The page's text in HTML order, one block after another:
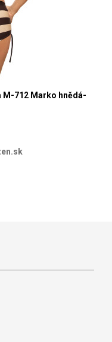
M-712 Marko hnědá-